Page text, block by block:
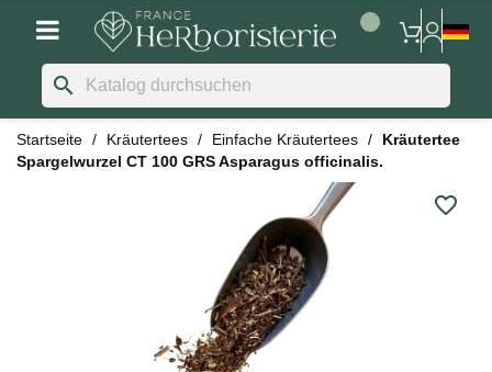
search
Startseite Kräutertees Einfache Kräutertees
Kräutertee
Spargelwurzel CT 100 GRS Asparagus officinalis.
favorite_border